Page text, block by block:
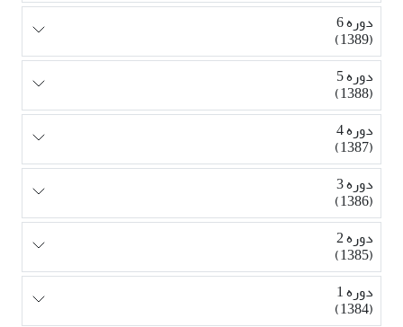
دوره 6
(1389)
دوره 5
(1388)
دوره 4
(1387)
دوره 3
(1386)
دوره 2
(1385)
دوره 1
(1384)